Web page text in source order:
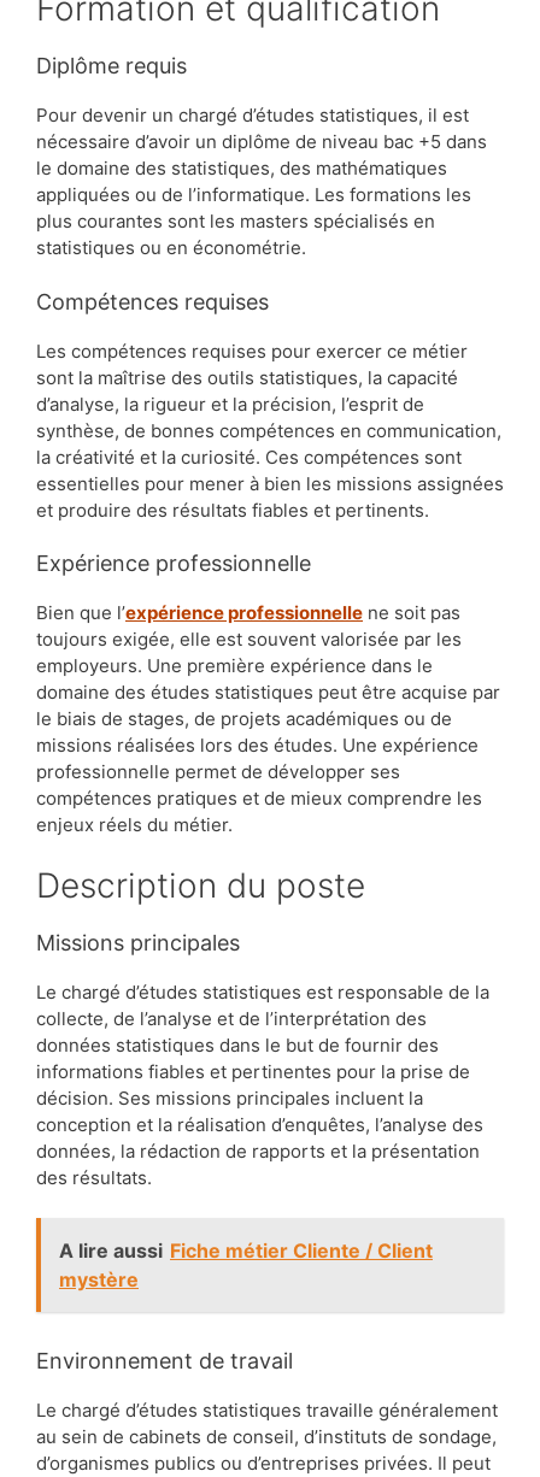
Formation et qualification
Diplôme requis
Pour devenir un chargé d’études statistiques, il est
nécessaire d’avoir un diplôme de niveau bac +5 dans
le domaine des statistiques, des mathématiques
appliquées ou de l’informatique. Les formations les
plus courantes sont les masters spécialisés en
statistiques ou en économétrie.
Compétences requises
Les compétences requises pour exercer ce métier
sont la maîtrise des outils statistiques, la capacité
d’analyse, la rigueur et la précision, l’esprit de
synthèse, de bonnes compétences en communication,
la créativité et la curiosité. Ces compétences sont
essentielles pour mener à bien les missions assignées
et produire des résultats fiables et pertinents.
Expérience professionnelle
Bien que l’expérience professionnelle ne soit pas
toujours exigée, elle est souvent valorisée par les
employeurs. Une première expérience dans le
domaine des études statistiques peut être acquise par
le biais de stages, de projets académiques ou de
missions réalisées lors des études. Une expérience
professionnelle permet de développer ses
compétences pratiques et de mieux comprendre les
enjeux réels du métier.
Description du poste
Missions principales
Le chargé d’études statistiques est responsable de la
collecte, de l’analyse et de l’interprétation des
données statistiques dans le but de fournir des
informations fiables et pertinentes pour la prise de
décision. Ses missions principales incluent la
conception et la réalisation d’enquêtes, l’analyse des
données, la rédaction de rapports et la présentation
des résultats.
A lire aussi Fiche métier Cliente / Client
mystère
Environnement de travail
Le chargé d’études statistiques travaille généralement
au sein de cabinets de conseil, d’instituts de sondage,
d’organismes publics ou d’entreprises privées. Il peut